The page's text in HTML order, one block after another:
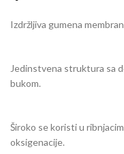
Izdržljiva gumena
Jedinstvena struktura sa
bukom.
Široko se koristi u
oksigenacije.